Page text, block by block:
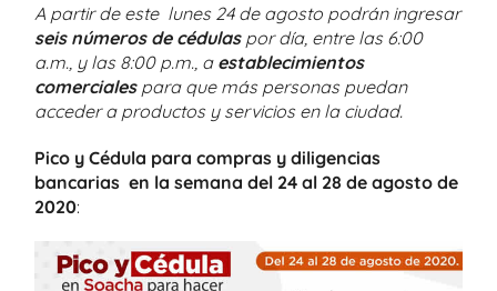
A partir de este lunes 24 de agosto podrán ingresar
seis números de cédulas por día, entre las 6:00
a.m., y las 8:00 p.m., a establecimientos
comercialespara que más personas puedan
acceder a productos y servicios en la ciudad.
Pico y Cédula para compras y diligencias
bancarias en la semana del 24 al 28 de agosto de
2020: